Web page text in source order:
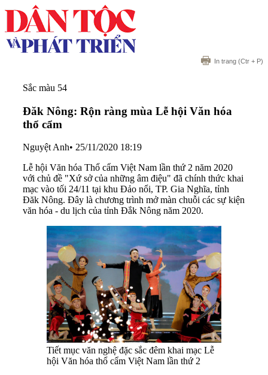
In trang (Ctr + P)
Sắc màu 54
Đăk Nông: Rộn ràng mùa Lễ hội Văn hóa
thổ cẩm
Nguyệt Anh• 25/11/2020 18:19
Lễ hội Văn hóa Thổ cẩm Việt Nam lần thứ 2 năm 2020
với chủ đề "Xứ sở của những âm điệu" đã chính thức khai
mạc vào tối 24/11 tại khu Đảo nổi, TP. Gia Nghĩa, tỉnh
Đăk Nông. Đây là chương trình mở màn chuỗi các sự kiện
văn hóa - du lịch của tỉnh Đắk Nông năm 2020.
Tiết mục văn nghệ đặc sắc đêm khai mạc Lễ
hội Văn hóa thổ cẩm Việt Nam lần thứ 2